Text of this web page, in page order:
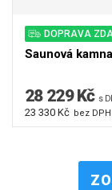
DOPRAVA
Saunová
28 229 Kč s
23 330 Kč bez DPH